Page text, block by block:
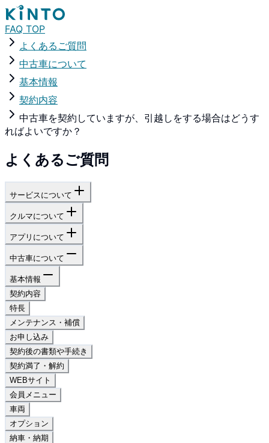
FAQ TOP
よくあるご質問
中古車について
基本情報
契約内容
中古車を契約していますが、引越しをする場合はどうす
ればよいですか？
よくあるご質問
サービスについて
クルマについて
アプリについて
中古車について
基本情報
契約内容
特長
メンテナンス・補償
お申し込み
契約後の書類や手続き
契約満了・解約
WEBサイト
会員メニュー
車両
オプション
納車・納期